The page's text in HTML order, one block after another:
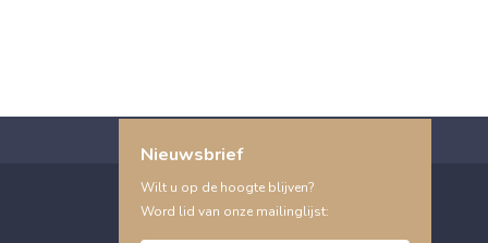
Nieuwsbrief
Wilt u op de hoogte blijven?
Word lid van onze mailinglijst: